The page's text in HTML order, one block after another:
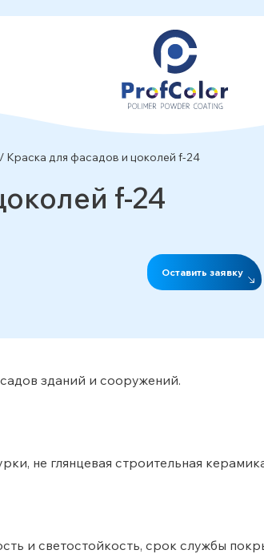
/ Краска для фасадов и цоколей f-24
f-24
Оставить заявку
зданий и сооружений.
не глянцевая строительная
и светостойкость, срок службы